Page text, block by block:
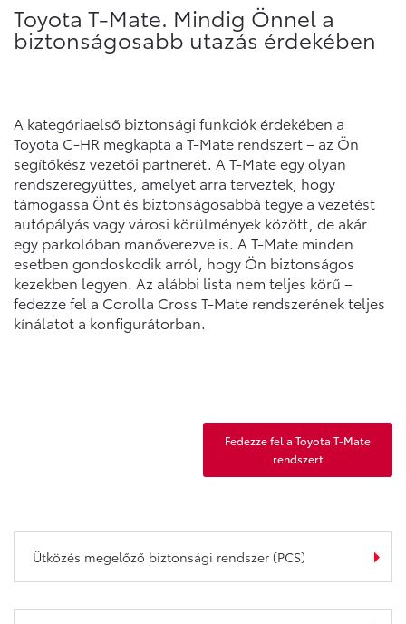
Toyota T-Mate. Mindig Önnel a
biztonságosabb utazás érdekében
A kategóriaelső biztonsági funkciók érdekében a
Toyota C-HR megkapta a T-Mate rendszert – az Ön
segítőkész vezetői partnerét. A T-Mate egy olyan
rendszeregyüttes, amelyet arra terveztek, hogy
támogassa Önt és biztonságosabbá tegye a vezetést
autópályás vagy városi körülmények között, de akár
egy parkolóban manőverezve is. A T-Mate minden
esetben gondoskodik arról, hogy Ön biztonságos
kezekben legyen. Az alábbi lista nem teljes körű –
fedezze fel a Corolla Cross T-Mate rendszerének teljes
kínálatot a konfigurátorban.
Fedezze fel a Toyota T-Mate
rendszert
Ütközés megelőző biztonsági rendszer (PCS)